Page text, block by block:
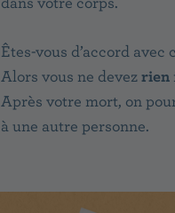
Êtes-vous d’accord avec
Alors vous ne devezrien
Après votre mort, on
à une autre personne.